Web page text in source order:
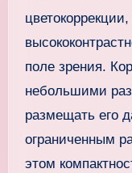
поле зрения.
небольшими
размещать его
ограниченным
этом